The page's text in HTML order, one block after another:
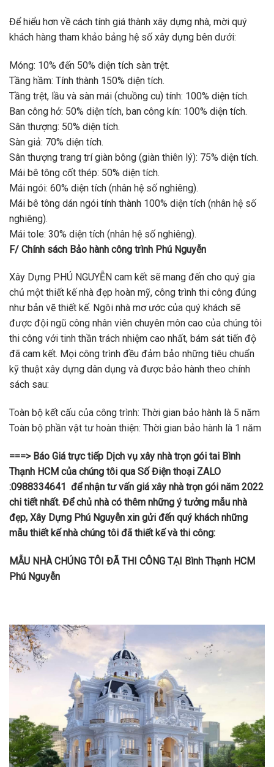
Để hiểu hơn về cách tính giá thành xây dựng nhà, mời quý
khách hàng tham khảo bảng hệ số xây dựng bên dưới:
Móng: 10% đến 50% diện tích sàn trệt.
Tầng hầm: Tính thành 150% diện tích.
Tầng trệt, lầu và sàn mái (chuồng cu) tính: 100% diện tích.
Ban công hở: 50% diện tích, ban công kín: 100% diện tích.
Sân thượng: 50% diện tích.
Sàn giả: 70% diện tích.
Sân thượng trang trí giàn bông (giàn thiên lý): 75% diện tích.
Mái bê tông cốt thép: 50% diện tích.
Mái ngói: 60% diện tích (nhân hệ số nghiêng).
Mái bê tông dán ngói tính thành 100% diện tích (nhân hệ số
nghiêng).
Mái tole: 30% diện tích (nhân hệ số nghiêng).
F/ Chính sách Bảo hành công trình Phú Nguyễn
Xây Dựng PHÚ NGUYỄN cam kết sẽ mang đến cho quý gia
chủ một thiết kế nhà đẹp hoàn mỹ, công trình thi công đúng
như bản vẽ thiết kế. Ngôi nhà mơ ước của quý khách sẽ
được đội ngũ công nhân viên chuyên môn cao của chúng tôi
thi công với tinh thần trách nhiệm cao nhất, bám sát tiến độ
đã cam kết. Mọi công trình đều đảm bảo những tiêu chuẩn
kỹ thuật xây dựng dân dụng và được bảo hành theo chính
sách sau:
Toàn bộ kết cấu của công trình: Thời gian bảo hành là 5 năm
Toàn bộ phần vật tư hoàn thiện: Thời gian bảo hành là 1 năm
===> Báo Giá trực tiếp Dịch vụ xây nhà trọn gói tai Bình
Thạnh HCM của chúng tôi qua Số Điện thoại ZALO
:0988334641 để nhận tư vấn giá xây nhà trọn gói năm 2022
chi tiết nhất. Để chủ nhà có thêm những ý tưởng mẫu nhà
đẹp, Xây Dựng Phú Nguyễn xin gửi đến quý khách những
mẫu thiết kế nhà chúng tôi đã thiết kế và thi công:
MẪU NHÀ CHÚNG TÔI ĐÃ THI CÔNG TẠI Bình Thạnh HCM
Phú Nguyễn